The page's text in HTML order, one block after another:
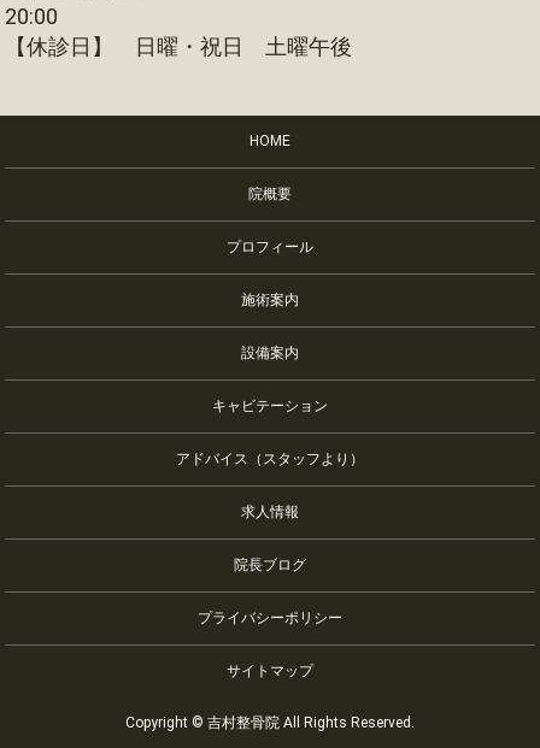
20:00
【休診日】 日曜・祝日 土曜午後
HOME
院概要
プロフィール
施術案内
設備案内
キャビテーション
アドバイス（スタッフより）
求人情報
院長ブログ
プライバシーポリシー
サイトマップ
Copyright © 吉村整骨院 All Rights Reserved.